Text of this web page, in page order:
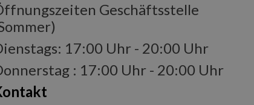
Geschäftsstelle
17:00 Uhr - 20:00 Uhr
: 17:00 Uhr - 20:00 Uhr